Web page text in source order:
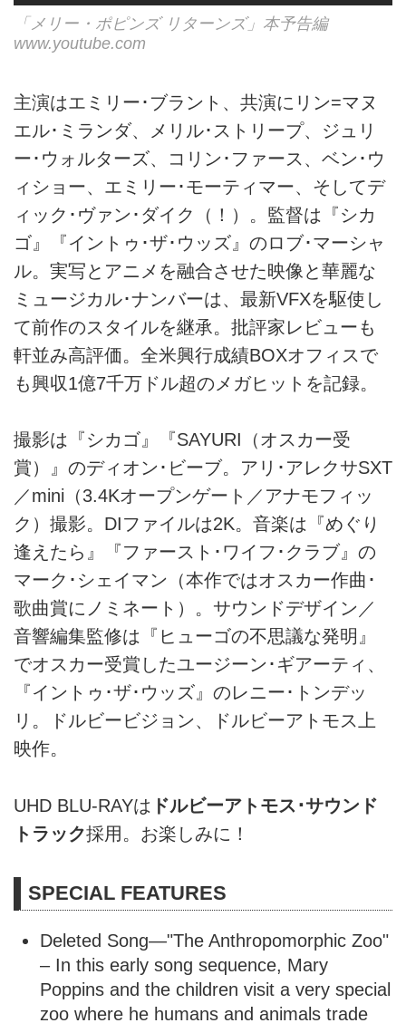
「メリー・ポピンズ リターンズ」本予告編
www.youtube.com
主演はエミリー･ブラント、共演にリン=マヌ
エル･ミランダ、メリル･ストリープ、ジュリ
ー･ウォルターズ、コリン･ファース、ベン･ウ
ィショー、エミリー･モーティマー、そしてデ
ィック･ヴァン･ダイク（！）。監督は『シカ
ゴ』『イントゥ･ザ･ウッズ』のロブ･マーシャ
ル。実写とアニメを融合させた映像と華麗な
ミュージカル･ナンバーは、最新VFXを駆使し
て前作のスタイルを継承。批評家レビューも
軒並み高評価。全米興行成績BOXオフィスで
も興収1億7千万ドル超のメガヒットを記録。
撮影は『シカゴ』『SAYURI（オスカー受
賞）』のディオン･ビーブ。アリ･アレクサSXT
／mini（3.4Kオープンゲート／アナモフィッ
ク）撮影。DIファイルは2K。音楽は『めぐり
逢えたら』『ファースト･ワイフ･クラブ』の
マーク･シェイマン（本作ではオスカー作曲･
歌曲賞にノミネート）。サウンドデザイン／
音響編集監修は『ヒューゴの不思議な発明』
でオスカー受賞したユージーン･ギアーティ、
『イントゥ･ザ･ウッズ』のレニー･トンデッ
リ。ドルビービジョン、ドルビーアトモス上
映作。
UHD BLU-RAYは ドルビーアトモス･サウンド
トラック採用。お楽しみに！
SPECIAL FEATURES
Deleted Song—"The Anthropomorphic Zoo"
– In this early song sequence, Mary
Poppins and the children visit a very special
zoo where he humans and animals trade